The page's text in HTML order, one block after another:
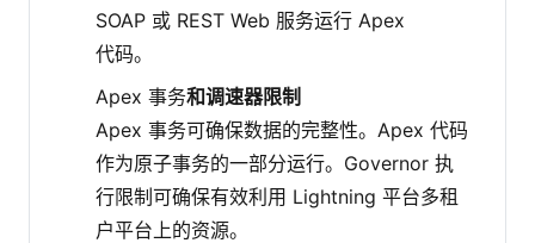
SOAP 或 REST Web 服务运行 Apex
代码。
Apex 事务和调速器限制
Apex 事务可确保数据的完整性。Apex 代码
作为原子事务的一部分运行。Governor 执
行限制可确保有效利用 Lightning 平台多租
户平台上的资源。